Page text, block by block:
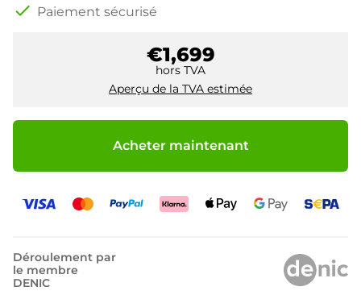
check Paiement sécurisé
€1,699
hors TVA
Aperçu de la TVA estimée
Acheter maintenant
Déroulement par
le membre
DENIC